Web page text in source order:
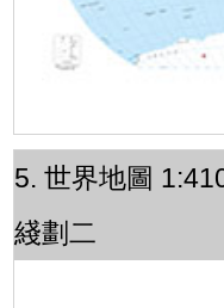
5. 世界地圖
綫劃二